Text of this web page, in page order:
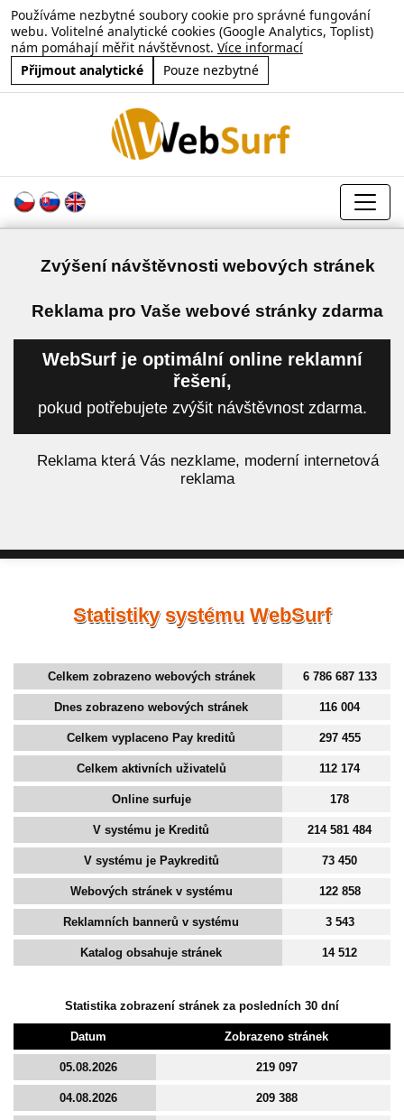
Používáme nezbytné soubory cookie pro správné fungování
webu. Volitelné analytické cookies (Google Analytics, Toplist)
nám pomáhají měřit návštěvnost. Více informací
Přijmout analytické
Pouze nezbytné
Zvýšení návštěvnosti webových stránek
Reklama pro Vaše webové stránky zdarma
WebSurf je optimální online reklamní
řešení,
pokud potřebujete zvýšit návštěvnost zdarma.
Reklama která Vás nezklame, moderní internetová
reklama
Statistiky systému WebSurf
Celkem zobrazeno webových stránek 6 786 687 133
Dnes zobrazeno webových stránek 116 004
Celkem vyplaceno Pay kreditů 297 455
Celkem aktivních uživatelů 112 174
Online surfuje 178
V systému je Kreditů 214 581 484
V systému je Paykreditů 73 450
Webových stránek v systému 122 858
Reklamních bannerů v systému 3 543
Katalog obsahuje stránek 14 512
Statistika zobrazení stránek za posledních 30 dní
Datum Zobrazeno stránek
05.08.2026 219 097
04.08.2026 209 388